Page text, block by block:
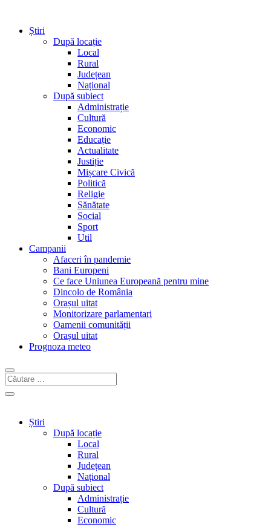
Știri
După locație
Local
Rural
Județean
Național
După subiect
Administrație
Cultură
Economic
Educație
Actualitate
Justiție
Mișcare Civică
Politică
Religie
Sănătate
Social
Sport
Util
Campanii
Afaceri în pandemie
Bani Europeni
Ce face Uniunea Europeană pentru mine
Dincolo de România
Orașul uitat
Monitorizare parlamentari
Oamenii comunității
Orașul uitat
Prognoza meteo
Știri
După locație
Local
Rural
Județean
Național
După subiect
Administrație
Cultură
Economic